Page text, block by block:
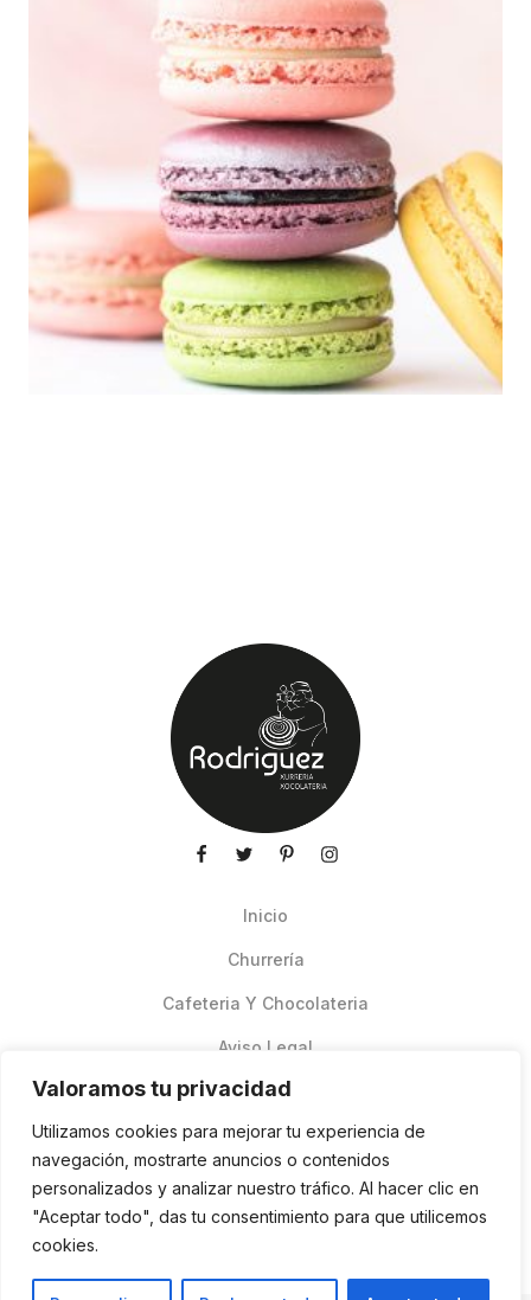
Valoramos tu privacidad
Utilizamos cookies para mejorar tu experiencia de
navegación, mostrarte anuncios o contenidos
personalizados y analizar nuestro tráfico. Al hacer clic en
"Aceptar todo", das tu consentimiento para que utilicemos
cookies.
Inicio
Churrería
Cafeteria Y Chocolateria
Aviso Legal
Pedidos Online Glovo
Contacto